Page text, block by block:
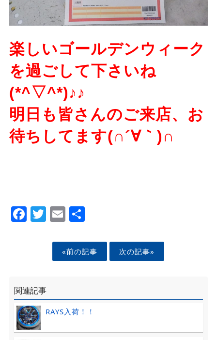
楽しいゴールデンウィーク
を過ごして下さいね
(*^▽^*)♪♪
明日も皆さんのご来店、お
待ちしてます(∩´∀｀)∩
Facebook
Twitter
EmailShare
«前の記事 次の記事»
関連記事
RAYS入荷！！